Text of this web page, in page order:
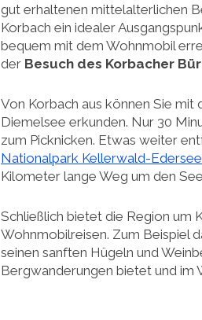
gut erhaltenen mittelalterlichen
Korbach ein idealer
bequem mit dem Wohnmobil
der Besuch des Korbacher
Von Korbach aus können Sie
Diemelsee erkunden. Nur 30
zum Picknicken. Etwas weiter
Nationalpark Kellerwald-Edersee
Kilometer lange Weg um den
Schließlich bietet die Region um
Wohnmobilreisen. Zum Beispiel
seinen sanften Hügeln und
Bergwanderungen bietet und im